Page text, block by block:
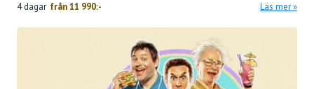
4 dagar från11 990:- Läs mer